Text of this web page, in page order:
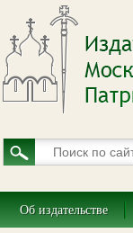
Об издательстве